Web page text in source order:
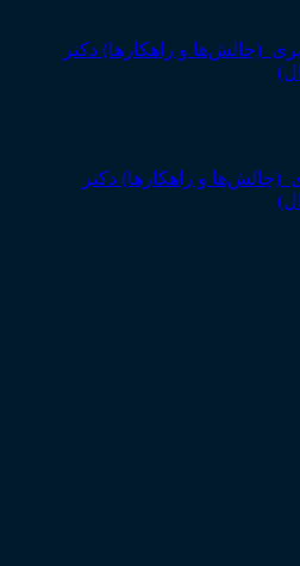
و راهکارها) دکتر